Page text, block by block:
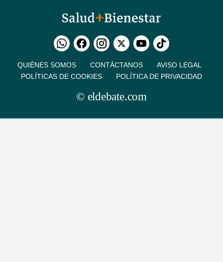
QUIÉNES SOMOS CONTÁCTANOS
AVISO LEGAL
POLÍTICAS DE COOKIES
POLÍTICA DE PRIVACIDAD
© eldebate.com